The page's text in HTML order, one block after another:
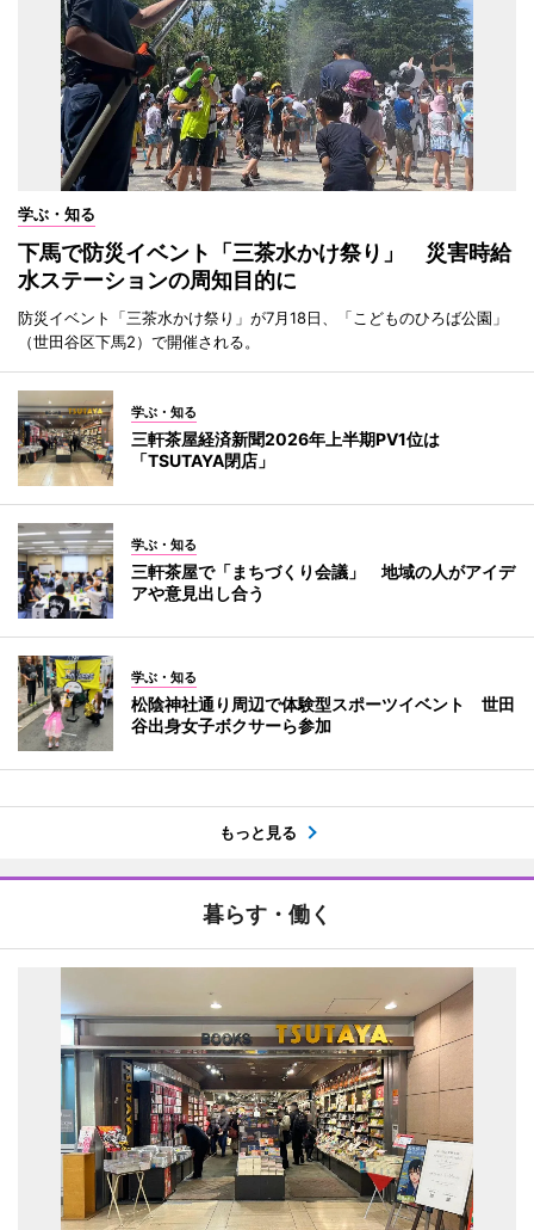
学ぶ・知る
下馬で防災イベント「三茶水かけ祭り」 災害時給
水ステーションの周知目的に
防災イベント「三茶水かけ祭り」が7月18日、「こどものひろば公園」
（世田谷区下馬2）で開催される。
学ぶ・知る
三軒茶屋経済新聞2026年上半期PV1位は
「TSUTAYA閉店」
学ぶ・知る
三軒茶屋で「まちづくり会議」 地域の人がアイデ
アや意見出し合う
学ぶ・知る
松陰神社通り周辺で体験型スポーツイベント 世田
谷出身女子ボクサーら参加
もっと見る
暮らす・働く